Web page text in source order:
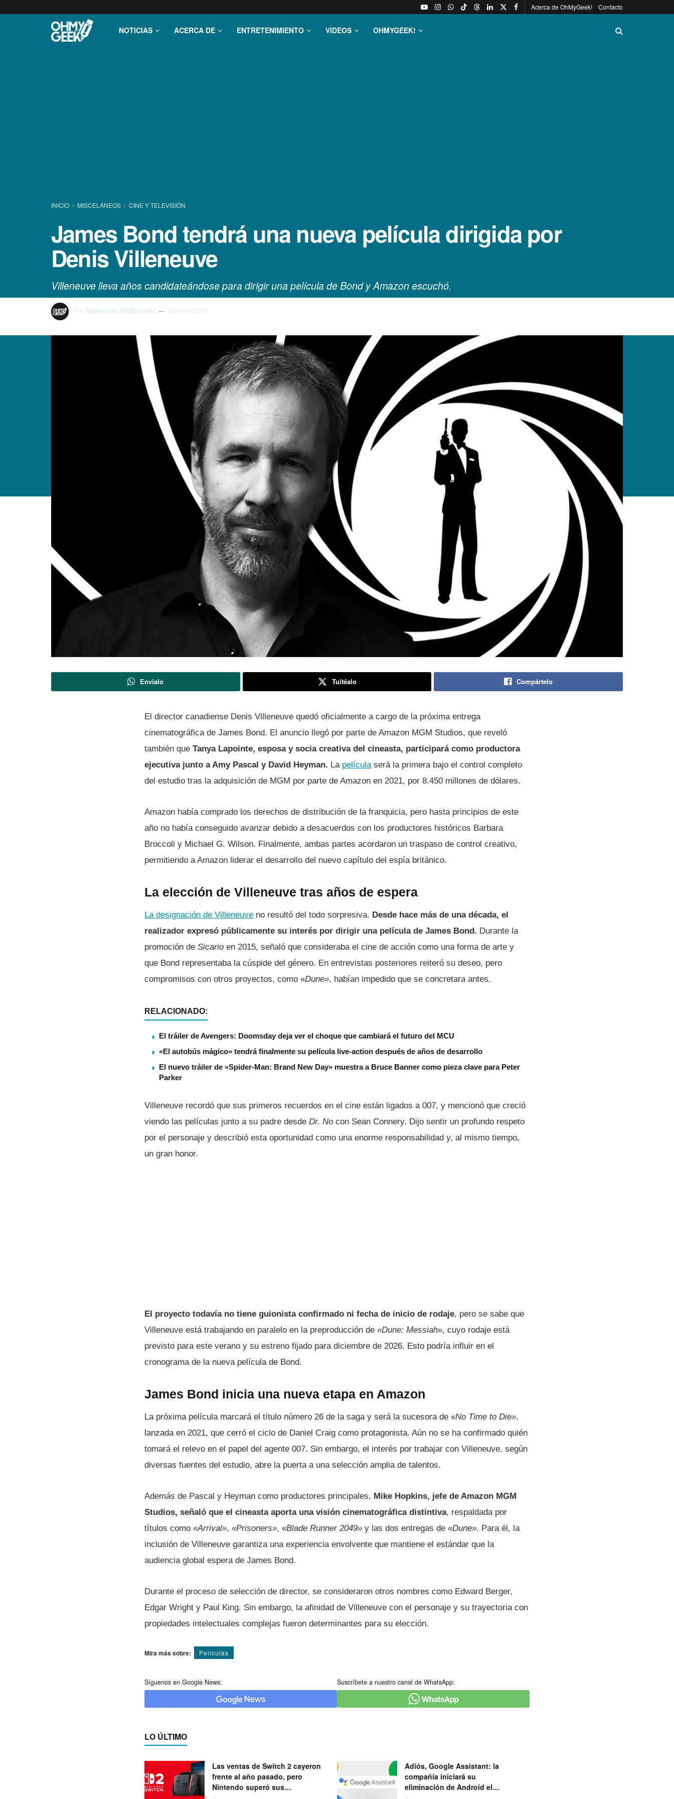
Acerca de OhMyGeek! Contacto
NOTICIAS ACERCA DE ENTRETENIMIENTO VIDEOS OHMYGEEK!
INICIO MISCELÁNEOS CINE Y TELEVISIÓN
James Bond tendrá una nueva película dirigida por
Denis Villeneuve
Villeneuve lleva años candidateándose para dirigir una película de Bond y Amazon escuchó.
Por Redacción OhMyGeek! 26 junio 2025
Envíalo Tuitéalo Compártelo
El director canadiense Denis Villeneuve quedó oficialmente a cargo de la próxima entrega
cinematográfica de James Bond. El anuncio llegó por parte de Amazon MGM Studios, que reveló
también que Tanya Lapointe, esposa y socia creativa del cineasta, participará como productora
ejecutiva junto a Amy Pascal y David Heyman. La películaserá la primera bajo el control completo
del estudio tras la adquisición de MGM por parte de Amazon en 2021, por 8.450 millones de dólares.
Amazon había comprado los derechos de distribución de la franquicia, pero hasta principios de este
año no había conseguido avanzar debido a desacuerdos con los productores históricos Barbara
Broccoli y Michael G. Wilson. Finalmente, ambas partes acordaron un traspaso de control creativo,
permitiendo a Amazon liderar el desarrollo del nuevo capítulo del espía británico.
La elección de Villeneuve tras años de espera
La designación de Villeneuve no resultó del todo sorpresiva. Desde hace más de una década, el
realizador expresó públicamente su interés por dirigir una película de James Bond. Durante la
promoción de Sicario en 2015, señaló que consideraba el cine de acción como una forma de arte y
que Bond representaba la cúspide del género. En entrevistas posteriores reiteró su deseo, pero
compromisos con otros proyectos, como «Dune», habían impedido que se concretara antes.
RELACIONADO:
El tráiler de Avengers: Doomsday deja ver el choque que cambiará el futuro del MCU
«El autobús mágico» tendrá finalmente su película live-action después de años de desarrollo
El nuevo tráiler de «Spider-Man: Brand New Day» muestra a Bruce Banner como pieza clave para Peter
Parker
Villeneuve recordó que sus primeros recuerdos en el cine están ligados a 007, y mencionó que creció
viendo las películas junto a su padre desde Dr. No con Sean Connery. Dijo sentir un profundo respeto
por el personaje y describió esta oportunidad como una enorme responsabilidad y, al mismo tiempo,
un gran honor.
El proyecto todavía no tiene guionista confirmado ni fecha de inicio de rodaje, pero se sabe que
Villeneuve está trabajando en paralelo en la preproducción de «Dune: Messiah», cuyo rodaje está
previsto para este verano y su estreno fijado para diciembre de 2026. Esto podría influir en el
cronograma de la nueva película de Bond.
James Bond inicia una nueva etapa en Amazon
La próxima película marcará el título número 26 de la saga y será la sucesora de «No Time to Die»,
lanzada en 2021, que cerró el ciclo de Daniel Craig como protagonista. Aún no se ha confirmado quién
tomará el relevo en el papel del agente 007. Sin embargo, el interés por trabajar con Villeneuve, según
diversas fuentes del estudio, abre la puerta a una selección amplia de talentos.
Además de Pascal y Heyman como productores principales, Mike Hopkins, jefe de Amazon MGM
Studios, señaló que el cineasta aporta una visión cinematográfica distintiva, respaldada por
títulos como «Arrival», «Prisoners», «Blade Runner 2049» y las dos entregas de «Dune». Para él, la
inclusión de Villeneuve garantiza una experiencia envolvente que mantiene el estándar que la
audiencia global espera de James Bond.
Durante el proceso de selección de director, se consideraron otros nombres como Edward Berger,
Edgar Wright y Paul King. Sin embargo, la afinidad de Villeneuve con el personaje y su trayectoria con
propiedades intelectuales complejas fueron determinantes para su elección.
Mira más sobre: Pelí­culas
Síguenos en Google News: Suscríbete a nuestro canal de WhatsApp:
LO ÚLTIMO
Las ventas de Switch 2 cayeron
frente al año pasado, pero
Nintendo superó sus
Adiós, Google Assistant: la
compañía iniciará su
eliminación de Android el